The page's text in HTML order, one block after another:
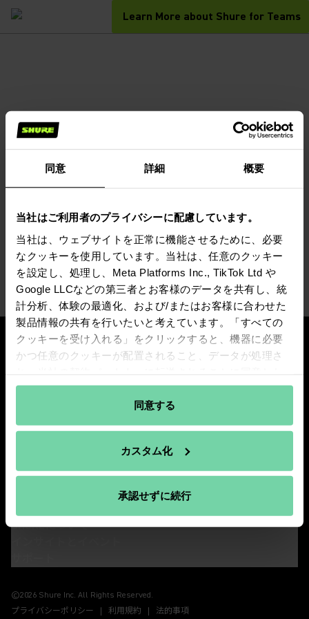
同意 詳細 概要
当社はご利用者のプライバシーに配慮しています。
当社は、ウェブサイトを正常に機能させるために、必要
なクッキーを使用しています。当社は、任意のクッキー
を設定し、処理し、Meta Platforms Inc., TikTok Ltd や
Google LLCなどの第三者とお客様のデータを共有し、統
計分析、体験の最適化、および/またはお客様に合わせた
製品情報の共有を行いたいと考えています。「すべての
クッキーを受け入れる」をクリックすると、機器に必要
かつ任意のクッキーが配置されること、データが処理さ
ものとみなされます。どのようにクッキーを使用するか
Shure’s cookie policy
クッキーの設定を変更する」を クリックすると、クッキ
弊社のパートナーを見る
同意する
カスタム化
承認せずに続行
Learn More about Shure for Teams
Shureの最新情報をお届けします。
新製品情報やイベント情報など、さまざまな最新情報をメールでお知
らせします。
(Opens in a new tab)
SHUREについて
©2026 Shure Inc. All Rights Reserved.
プライバシーポリシー
利用規約 法的事項